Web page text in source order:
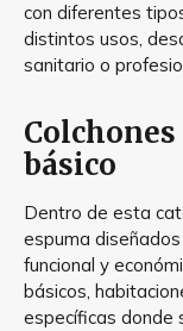
con diferentes
distintos usos,
sanitario o
básico
Dentro de esta
espuma
funcional y
básicos,
específicas donde